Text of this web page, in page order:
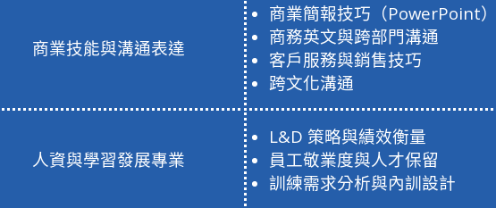
商業技能與溝通表達
商業簡報技巧（PowerPoint
商務英文與跨部門溝通
客戶服務與銷售技巧
跨文化溝通
人資與學習發展專業
L&D 策略與績效衡量
員工敬業度與人才保留
訓練需求分析與內訓設計